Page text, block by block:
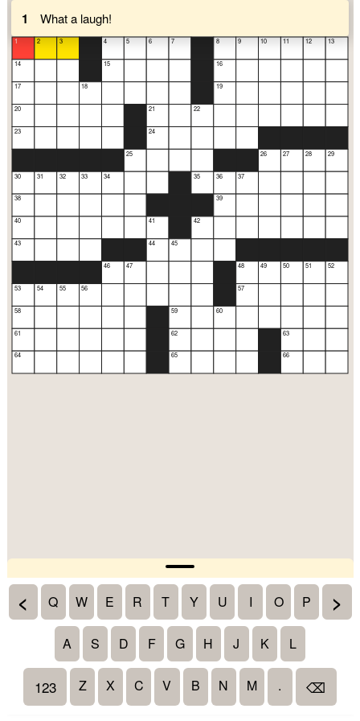
1 What a laugh!
1
14
17
20
23
30
38
40
43
53
58
61
64
2
31
54
3
32
55
18
33
56
4
15
34
46
5
25
47
6
21
24
41
44
7
45
59
62
65
22
35
42
8
16
19
36
39
60
9
37
48
57
10
26
49
11
27
50
63
66
12
28
51
13
29
52
< Q W E R T Y U I O P >
A S D F G H J K L
123 Z X C V B N M . ⌫